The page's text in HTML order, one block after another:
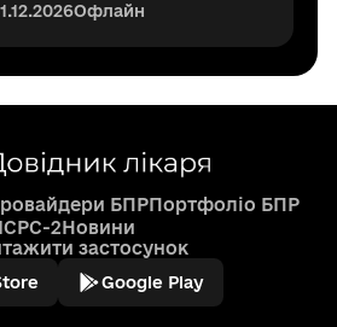
Офлайн
БПРПортфоліо БПР
ICPC-2Новини
застосунок
Google Play